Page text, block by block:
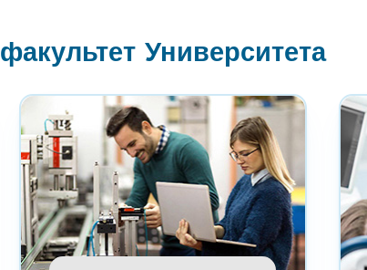
факультет Университета